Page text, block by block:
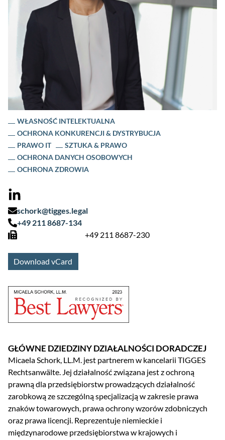
WŁASNOŚĆ INTELEKTUALNA
OCHRONA KONKURENCJI & DYSTRYBUCJA
PRAWO IT
SZTUKA & PRAWO
OCHRONA DANYCH OSOBOWYCH
OCHRONA ZDROWIA
schork@tigges.legal
+49 211 8687-134
+49 211 8687-230
Download vCard
GŁÓWNE DZIEDZINY DZIAŁALNOŚCI DORADCZEJ
Micaela Schork, LL.M. jest partnerem w kancelarii TIGGES
Rechtsanwälte. Jej działalność związana jest z ochroną
prawną dla przedsiębiorstw prowadzących działalność
zarobkową ze szczególną specjalizacją w zakresie prawa
znaków towarowych, prawa ochrony wzorów zdobniczych
oraz prawa licencji. Reprezentuje niemieckie i
międzynarodowe przedsiębiorstwa w krajowych i